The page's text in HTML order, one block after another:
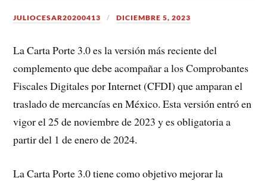
JULIOCESAR20200413 DICIEMBRE 5, 2023
La Carta Porte 3.0 es la versión más reciente del
complemento que debe acompañar a los Comprobantes
Fiscales Digitales por Internet (CFDI) que amparan el
traslado de mercancías en México. Esta versión entró en
vigor el 25 de noviembre de 2023 y es obligatoria a
partir del 1 de enero de 2024.
La Carta Porte 3.0 tiene como objetivo mejorar la